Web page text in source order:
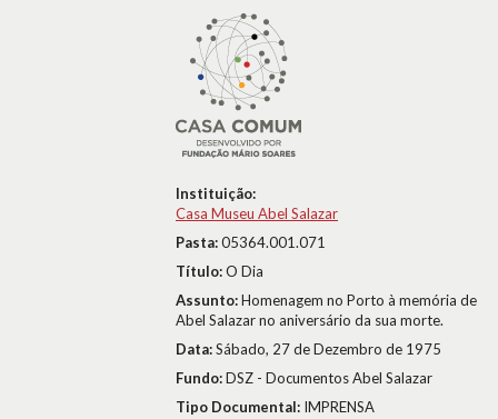
Instituição:
Casa Museu Abel Salazar
Pasta:05364.001.071
Título:O Dia
Assunto:Homenagem no Porto à memória de
Abel Salazar no aniversário da sua morte.
Data:Sábado, 27 de Dezembro de 1975
Fundo:DSZ - Documentos Abel Salazar
Tipo Documental: IMPRENSA